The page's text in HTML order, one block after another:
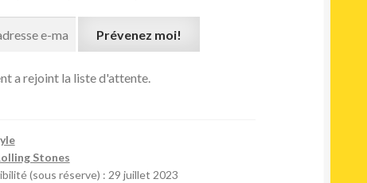
Prévenez moi!
a rejoint la liste d'attente.
Stones
(sous réserve) : 29 juillet 2023